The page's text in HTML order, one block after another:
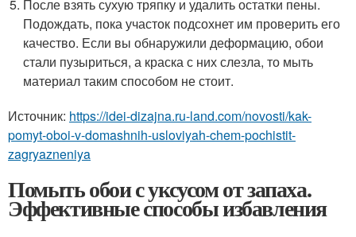
После взять сухую тряпку и удалить остатки пены.
Подождать, пока участок подсохнет им проверить его
качество. Если вы обнаружили деформацию, обои
стали пузыриться, а краска с них слезла, то мыть
материал таким способом не стоит.
Источник: https://idei-dizajna.ru-land.com/novosti/kak-
pomyt-oboi-v-domashnih-usloviyah-chem-pochistit-
zagryazneniya
Помыть обои с уксусом от запаха.
Эффективные способы избавления